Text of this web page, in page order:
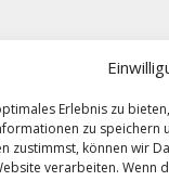
Erlebnis zu
zu speichern
zustimmst, können wir
verarbeiten. Wenn
FRAGEN SIE UNS